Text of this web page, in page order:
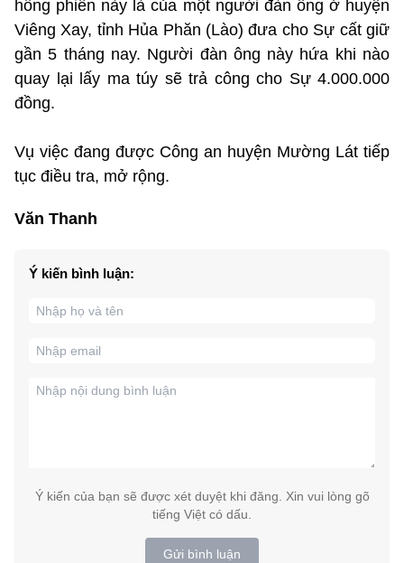
hồng phiến này là của một người đàn ông ở huyện
Viêng Xay, tỉnh Hủa Phăn (Lào) đưa cho Sự cất giữ
gần 5 tháng nay. Người đàn ông này hứa khi nào
quay lại lấy ma túy sẽ trả công cho Sự 4.000.000
đồng.
Vụ việc đang được Công an huyện Mường Lát tiếp
tục điều tra, mở rộng.
Văn Thanh
Ý kiến bình luận:
Ý kiến của bạn sẽ được xét duyệt khi đăng. Xin vui lòng gõ
tiếng Việt có dấu.
Gửi bình luận